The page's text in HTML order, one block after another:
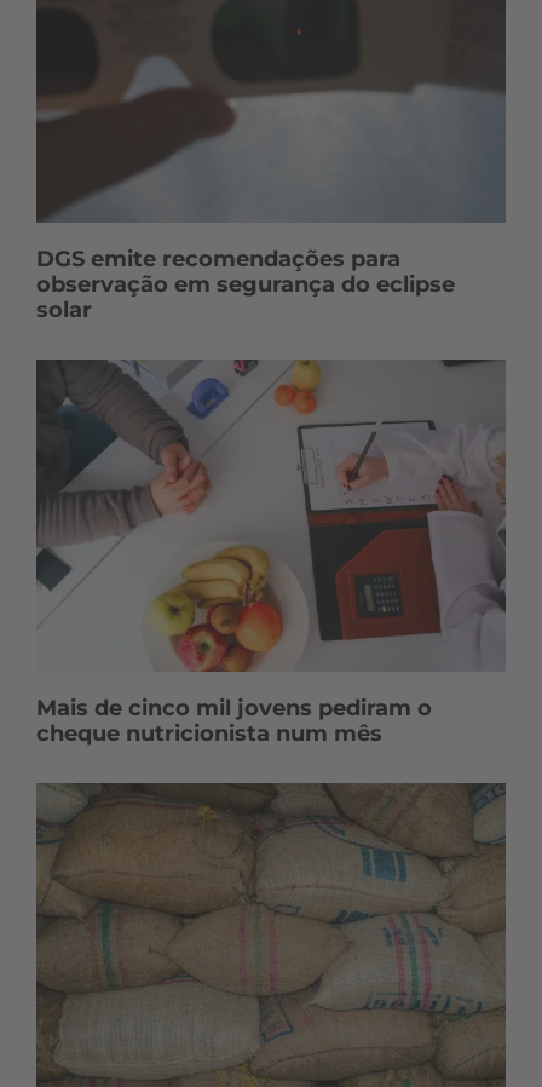
DGS emite recomendações para
observação em segurança do eclipse
solar
Mais de cinco mil jovens pediram o
cheque nutricionista num mês